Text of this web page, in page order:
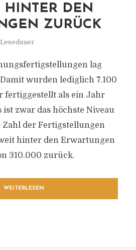
HINTER DEN
ZURÜCK
lag
wurden lediglich 7.100
fertiggestellt als ein Jahr
ist zwar das höchste Niveau
Zahl der Fertigstellungen
hinter den Erwartungen
310.000 zurück.
WEITERLESEN